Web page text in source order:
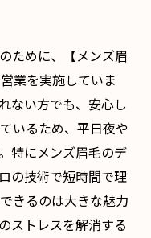
ために、【メンズ眉
業を実施していま
ない方でも、安心し
いるため、平日夜や
特にメンズ眉毛のデ
の技術で短時間で理
きるのは大きな魅力
ストレスを解消する